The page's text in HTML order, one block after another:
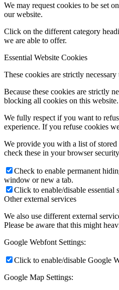
We may request cookies to be set
our website.
Click on the different category
we are able to offer.
Essential Website Cookies
These cookies are strictly
Because these cookies are strictly
blocking all cookies on this
We fully respect if you want to
experience. If you refuse cookies
We provide you with a list of
check these in your browser
Check to enable permanent
window or new a tab.
Click to enable/disable essential
Other external services
We also use different external
Please be aware that this might
Google Webfont Settings:
Click to enable/disable Google
Google Map Settings: